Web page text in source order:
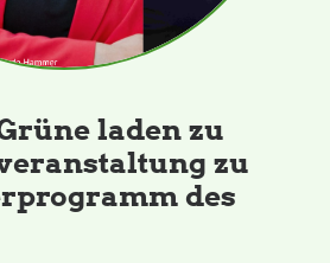
laden zu
zu
des